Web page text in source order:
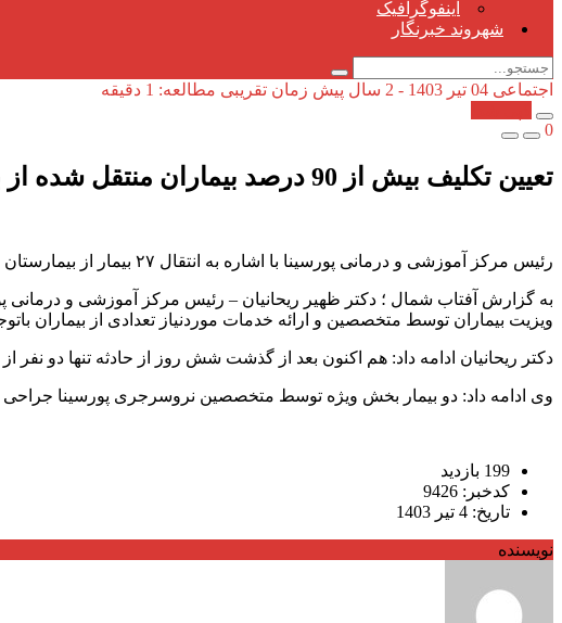
اینفوگرافیک
شهروند خبرنگار
اجتماعی 04 تیر 1403 - 2 سال پیش
زمان تقریبی مطالعه: 1 دقیقه
0
تعیین تکلیف بیش از 90 درصد بیماران منتقل شده از بیمارستان قائم به مرکز آموزشی و درمانی پورسینا
رئیس مرکز آموزشی و درمانی پورسینا با اشاره به انتقال ۲۷ بیمار از بیمارستان قائم (عج) به این مرکز اظهار داشت: در حال حاضر تنها ۲ بیمار بستری بوده و سایر بیماران تعیین تکلیف و ترخیص شده‌اند.
ویزیت بیماران توسط متخصصین و ارائه خدمات موردنیاز تعدادی از بیماران باتوجه‌به نوع
دکتر ریحانیان ادامه داد: هم اکنون بعد از گذشت شش روز از حادثه تنها دو
وی ادامه داد: دو بیمار بخش ویژه توسط متخصصین نروسرجری پورسینا جراحی
199 بازدید
کدخبر: 9426
تاریخ: 4 تیر 1403
نویسنده